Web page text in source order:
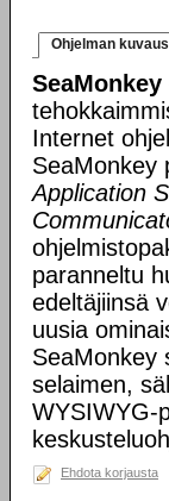
Ohjelman kuvaus
SeaMonkey
Internet
SeaMonkey
Application
paranneltu
edeltäjiinsä
uusia
SeaMonkey
selaimen,
WYSIWYG-
Ehdota korjausta